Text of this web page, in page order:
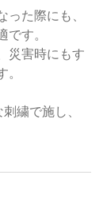
た際にも、
す。
災害時にもす
繍で施し、